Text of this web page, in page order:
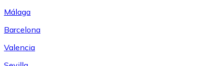
Málaga
Barcelona
Valencia